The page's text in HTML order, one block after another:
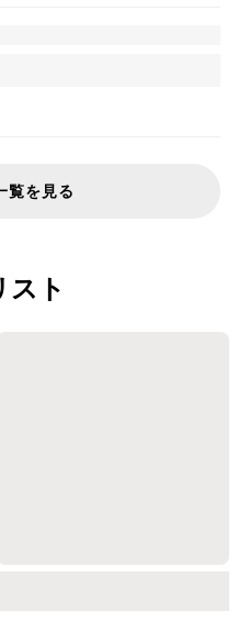
覧を見る
スト